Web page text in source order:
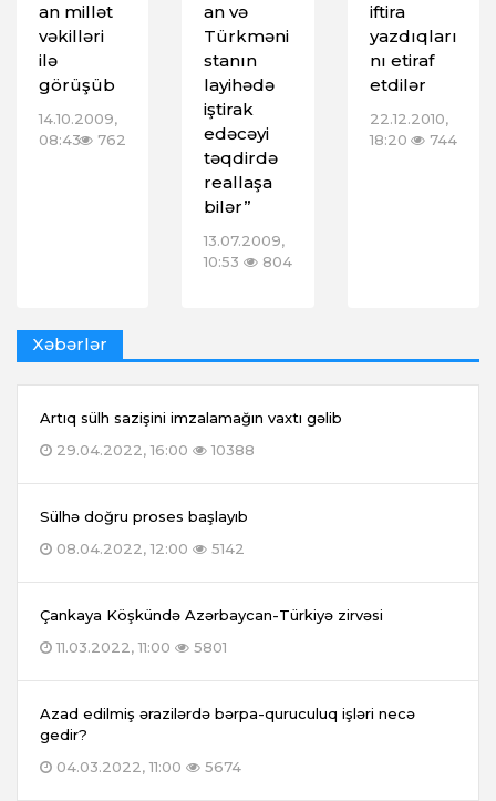
an millət
vəkilləri
ilə
görüşüb
14.10.2009,
08:43
762
an və
Türkməni
stanın
layihədə
iştirak
edəcəyi
təqdirdə
reallaşa
bilər”
13.07.2009,
10:53
804
iftira
yazdıqları
nı etiraf
etdilər
22.12.2010,
18:20
744
Xəbərlər
Artıq sülh sazişini imzalamağın vaxtı gəlib
29.04.2022, 16:00
10388
Sülhə doğru proses başlayıb
08.04.2022, 12:00
5142
Çankaya Köşkündə Azərbaycan-Türkiyə zirvəsi
11.03.2022, 11:00
5801
Azad edilmiş ərazilərdə bərpa-quruculuq işləri necə
gedir?
04.03.2022, 11:00
5674